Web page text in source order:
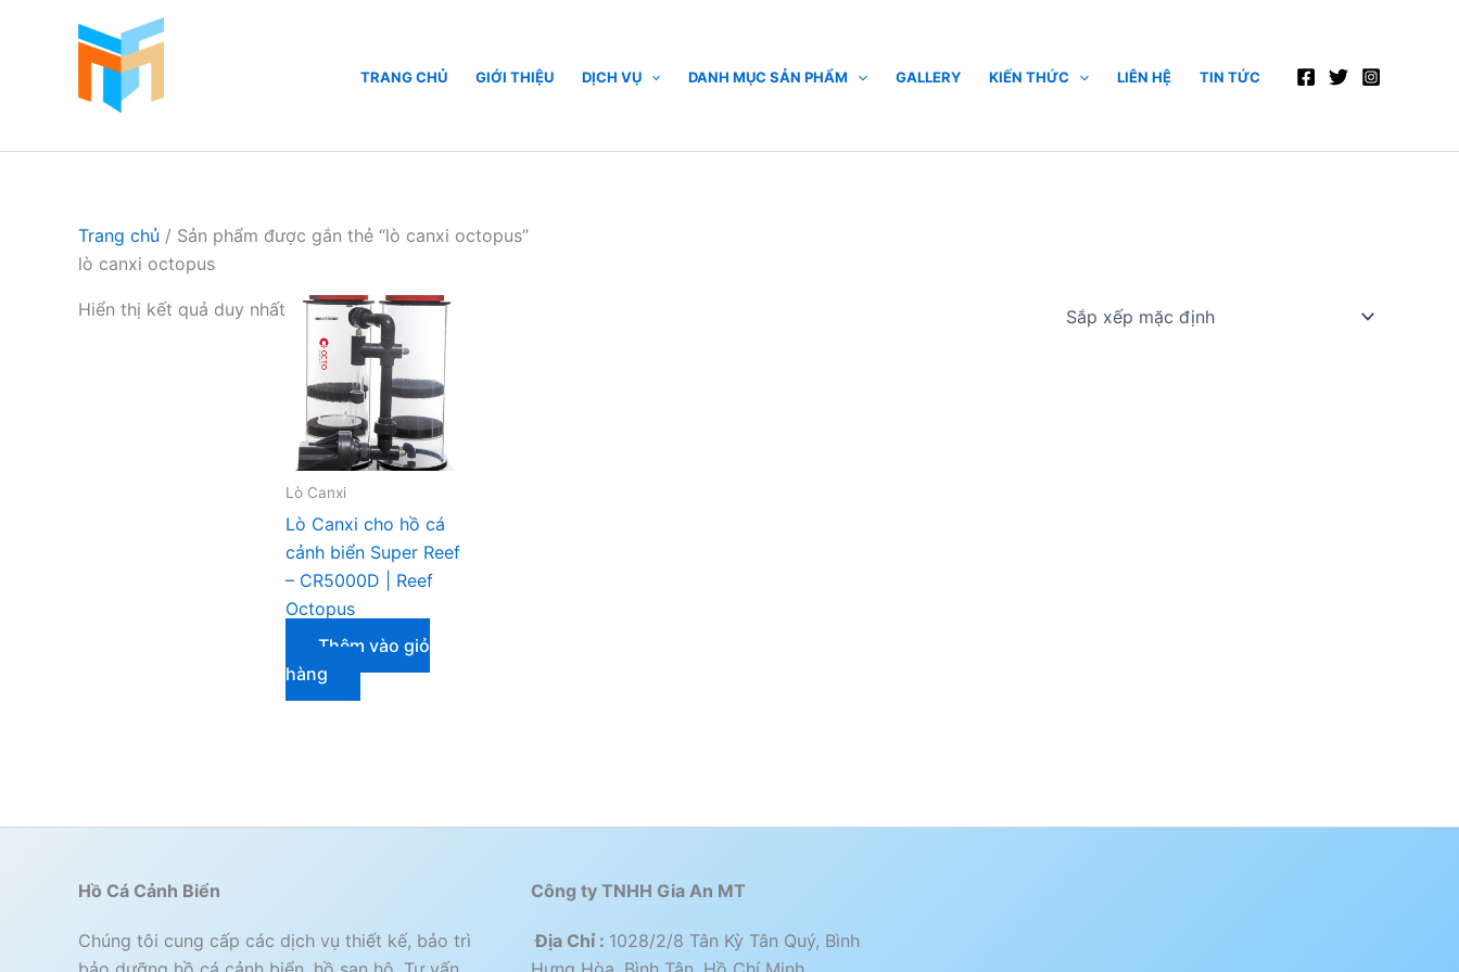
TRANG CHỦ GIỚI THIỆU DỊCH VỤ DANH MỤC SẢN PHẨM GALLERY KIẾN THỨC LIÊN HỆ TIN TỨC
Trang chủ / Sản phẩm được gắn thẻ “lò canxi octopus”
lò canxi octopus
Hiển thị kết quả duy nhất
Lò Canxi
Lò Canxi cho hồ cá
cảnh biển Super Reef
– CR5000D | Reef
Octopus
Thêm vào giỏ
hàng
Hồ Cá Cảnh Biển
Chúng tôi cung cấp các dịch vụ thiết kế, bảo trì
Công ty TNHH Gia An MT
Địa Chỉ : 1028/2/8 Tân Kỳ Tân Quý, Bình